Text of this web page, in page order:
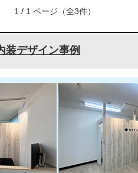
1 / 1 ページ（全3件）
装デザイン事例